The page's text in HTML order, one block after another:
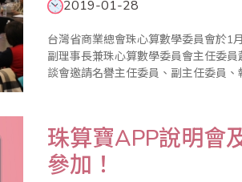
2019-01-28
台灣省商業總會珠心算數學委員會於1
副理事長兼珠心算數學委員會主任委
談會邀請名譽主任委員、副主任委員
珠算寶APP說明會
參加！